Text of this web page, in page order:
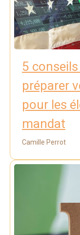
5
préparer
pour les
mandat
Camille Perrot